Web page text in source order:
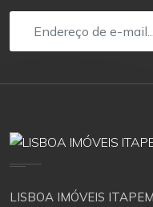
LISBOA IMÓVEIS